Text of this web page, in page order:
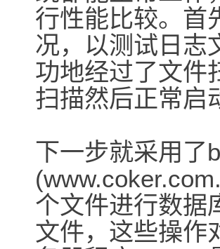
行性能比较。首
况，以测试日志
功地经过了文件
扫描然后正常启
下一步就采用了
个文件进行数据
文件，这些操作